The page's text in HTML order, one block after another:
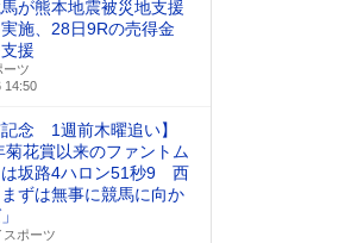
が熊本地震被災地支援
施、28日9Rの売得金
援
ーツ
14:50
記念 1週前木曜追い】
菊花賞以来のファントム
は坂路4ハロン51秒9 西
ずは無事に競馬に向か
スポーツ